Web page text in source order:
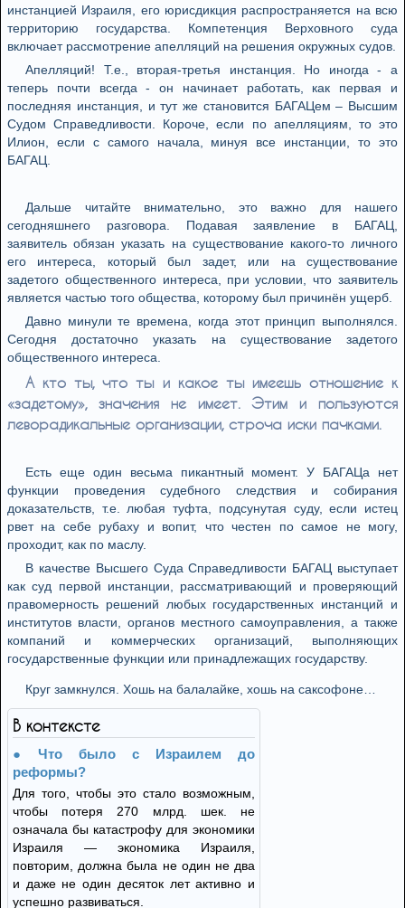
инстанцией Израиля, его юрисдикция распространяется на всю
территорию государства. Компетенция Верховного суда
включает рассмотрение апелляций на решения окружных судов.
Апелляций! Т.е., вторая-третья инстанция. Но иногда - а
теперь почти всегда - он начинает работать, как первая и
последняя инстанция, и тут же становится БАГАЦем – Высшим
Судом Справедливости. Короче, если по апелляциям, то это
Илион, если с самого начала, минуя все инстанции, то это
БАГАЦ.
Дальше читайте внимательно, это важно для нашего
сегодняшнего разговора. Подавая заявление в БАГАЦ,
заявитель обязан указать на существование какого-то личного
его интереса, который был задет, или на существование
задетого общественного интереса, при условии, что заявитель
является частью того общества, которому был причинён ущерб.
Давно минули те времена, когда этот принцип выполнялся.
Сегодня достаточно указать на существование задетого
общественного интереса.
А кто ты, что ты и какое ты имеешь отношение к
«задетому», значения не имеет. Этим и пользуются
леворадикальные организации, строча иски пачками.
Есть еще один весьма пикантный момент. У БАГАЦа нет
функции проведения судебного следствия и собирания
доказательств, т.е. любая туфта, подсунутая суду, если истец
рвет на себе рубаху и вопит, что честен по самое не могу,
проходит, как по маслу.
В качестве Высшего Суда Справедливости БАГАЦ выступает
как суд первой инстанции, рассматривающий и проверяющий
правомерность решений любых государственных инстанций и
институтов власти, органов местного самоуправления, а также
компаний и коммерческих организаций, выполняющих
государственные функции или принадлежащих государству.
Круг замкнулся. Хошь на балалайке, хошь на саксофоне…
В контексте
Что было с Израилем до
реформы?
Для того, чтобы это стало возможным,
чтобы потеря 270 млрд. шек. не
означала бы катастрофу для экономики
Израиля — экономика Израиля,
повторим, должна была не один не два
и даже не один десяток лет активно и
успешно развиваться.